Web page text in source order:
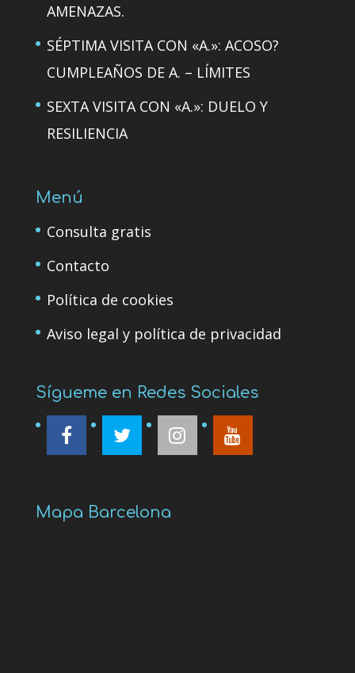
AMENAZAS.
SÉPTIMA VISITA CON «A.»: ACOSO?
CUMPLEAÑOS DE A. – LÍMITES
SEXTA VISITA CON «A.»: DUELO Y
RESILIENCIA
Menú
Consulta gratis
Contacto
Política de cookies
Aviso legal y política de privacidad
Sígueme en Redes Sociales
Mapa Barcelona